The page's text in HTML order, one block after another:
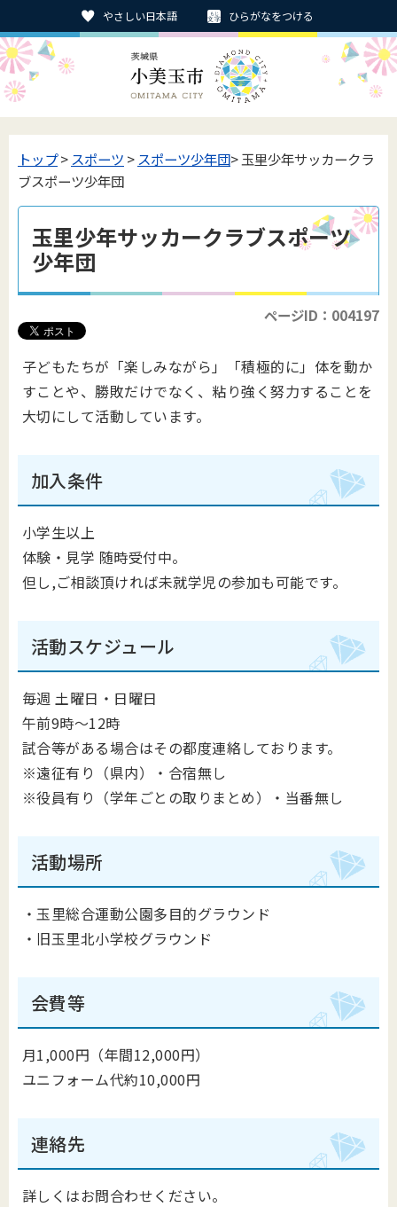
やさしい日本語 ひらがなをつける
トップ> スポーツ > スポーツ少年団> 玉里少年サッカークラ
ブスポーツ少年団
玉里少年サッカークラブスポーツ
少年団
ページID：004197
子どもたちが「楽しみながら」「積極的に」体を動か
すことや、勝敗だけでなく、粘り強く努力することを
大切にして活動しています。
加入条件
小学生以上
体験・見学 随時受付中。
但し,ご相談頂ければ未就学児の参加も可能です。
活動スケジュール
毎週 土曜日・日曜日
午前9時～12時
試合等がある場合はその都度連絡しております。
※遠征有り（県内）・合宿無し
※役員有り（学年ごとの取りまとめ）・当番無し
活動場所
・玉里総合運動公園多目的グラウンド
・旧玉里北小学校グラウンド
会費等
月1,000円（年間12,000円）
ユニフォーム代約10,000円
連絡先
詳しくはお問合わせください。